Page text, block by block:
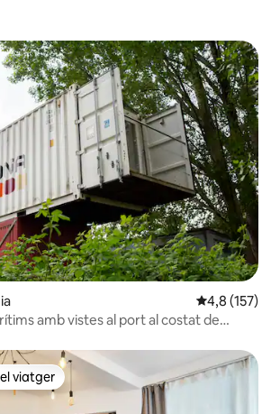
4,8 de
4,8 (157)
amb vistes al port al costat de
viatger
viatger